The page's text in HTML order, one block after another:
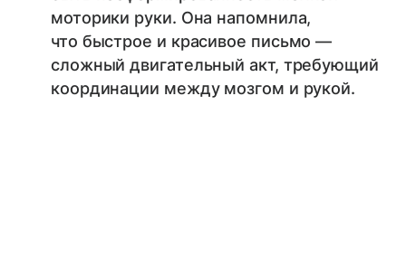
моторики руки. Она напомнила,
что быстрое и красивое письмо —
сложный двигательный акт, требующий
координации между мозгом и рукой.